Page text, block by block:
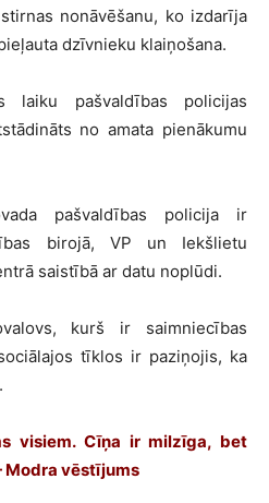
nonāvēšanu, ko izdarīja
dzīvnieku klaiņošana.
laiku pašvaldības policijas
no amata pienākumu
pašvaldības policija ir
birojā, VP un Iekšlietu
saistībā ar datu noplūdi.
kurš ir saimniecības
tīklos ir paziņojis, ka
visiem. Cīņa ir milzīga, bet
Modra vēstījums